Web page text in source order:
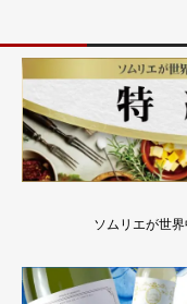
ソムリエが世